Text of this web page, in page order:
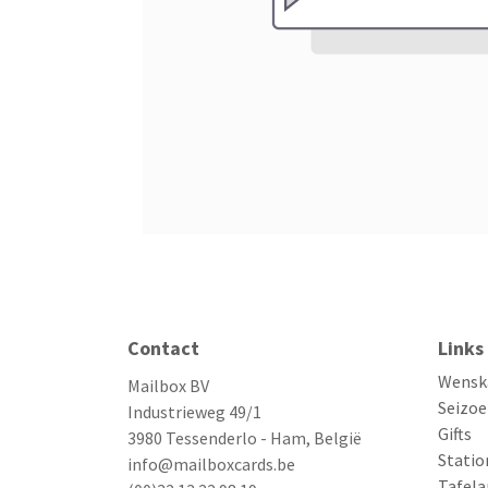
Contact
Mailbox BV
Industrieweg 49/1
3980 Tessenderlo - Ham, België
info@mailboxcards.be
Links
Gifts